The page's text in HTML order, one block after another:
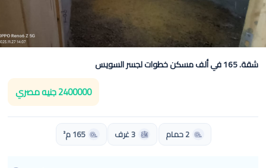
شقة. 165 في ألف مسكن خطوات لجسر السويس
2400000 جنيه مصري
2 حمام 3 غرف 165 م²